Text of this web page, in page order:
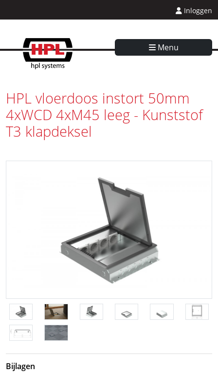
Inloggen
Menu
HPL vloerdoos instort 50mm
4xWCD 4xM45 leeg - Kunststof
T3 klapdeksel
Bijlagen